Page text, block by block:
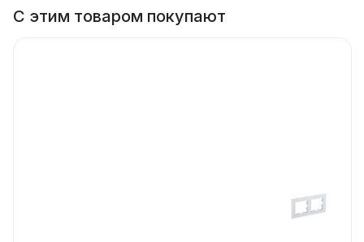
С этим товаром покупают